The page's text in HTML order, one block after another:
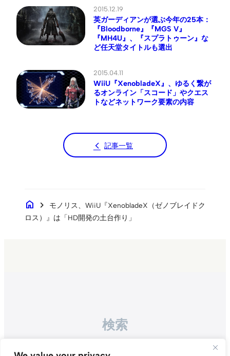
2015.12.19
英ガーディアンが選ぶ今年の25本：
『Bloodborne』『MGS V』
『MH4U』、『スプラトゥーン』な
ど任天堂タイトルも選出
2015.04.11
WiiU『XenobladeX』、ゆるく繋が
るオンライン「スコード」やクエス
トなどネットワーク要素の内容
記事一覧
home chevron_right
モノリス、WiiU『XenobladeX（ゼノブレイドク
ロス）』は「HD開発の土台作り」
検索
Search